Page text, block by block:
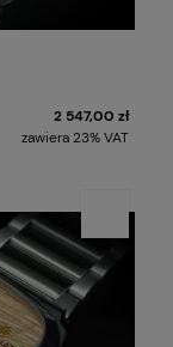
2 547,00 zł
zawiera 23% VAT